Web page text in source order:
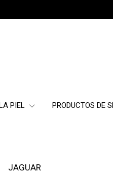
PIEL PRODUCTOS DE
JAGUAR